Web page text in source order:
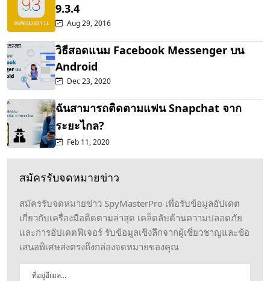
9.3.4
Aug 29, 2016
วิธีสอดแนม Facebook Messenger บน
Android
Dec 23, 2020
ฉันสามารถติดตามแฟน Snapchat จาก
ระยะไกล?
Feb 11, 2020
สมัครรับจดหมายข่าว
สมัครรับจดหมายข่าว SpyMasterPro เพื่อรับข้อมูลอัปเดต
เกี่ยวกับเครื่องมือติดตามล่าสุด เคล็ดลับด้านความปลอดภัย
และการอัปเดตฟีเจอร์ รับข้อมูลเชิงลึกจากผู้เชี่ยวชาญและข้อ
เสนอพิเศษส่งตรงถึงกล่องจดหมายของคุณ